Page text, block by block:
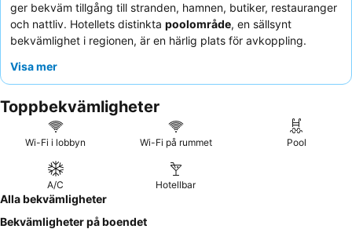
ger bekväm tillgång till stranden, hamnen, butiker, restauranger
och nattliv. Hotellets distinkta poolområde, en sällsynt
bekvämlighet i regionen, är en härlig plats för avkoppling.
hjälpsamma personalen
be om ett rum mot trädgården.
Visa mer
Toppbekvämligheter
Wi-Fi i lobbyn Wi-Fi på rummet Pool
A/C Hotellbar
Alla bekvämligheter
Bekvämligheter på boendet